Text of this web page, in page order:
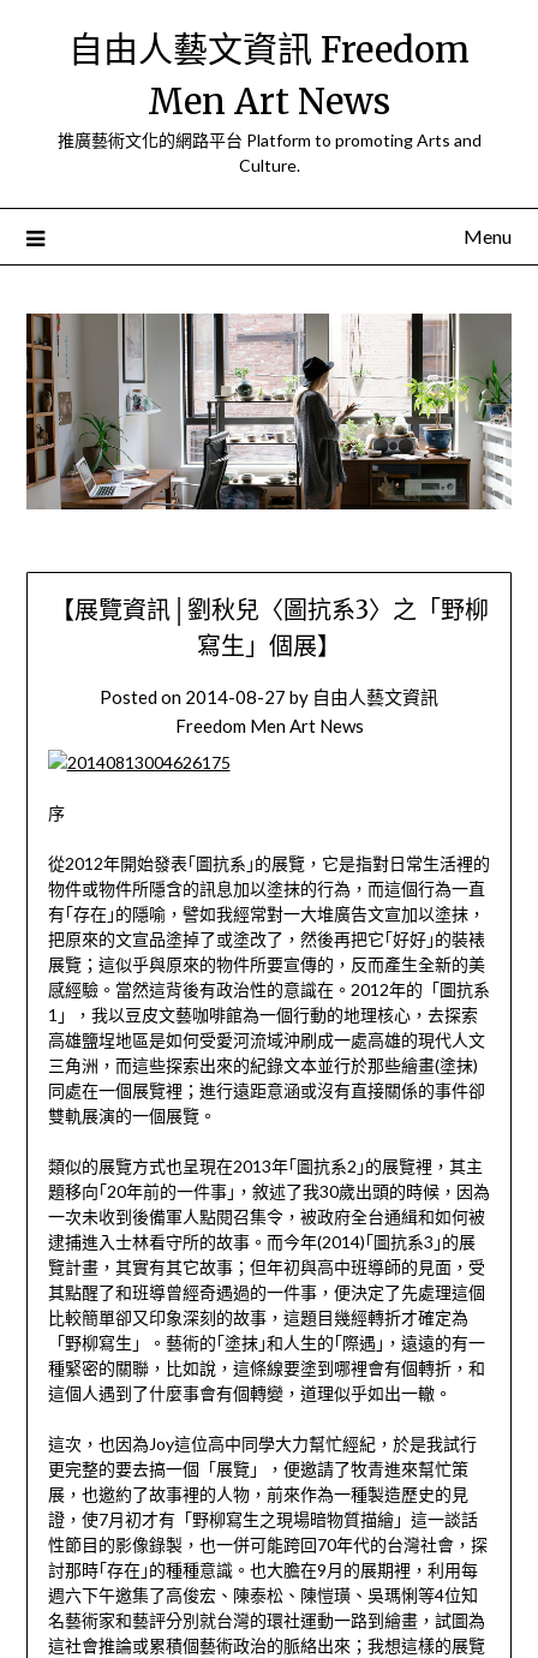
自由人藝文資訊 Freedom
Men Art News
推廣藝術文化的網路平台 Platform to promoting Arts and
Culture.
Menu
【展覽資訊│劉秋兒〈圖抗系3〉之「野柳
寫生」個展】
Posted on 2014-08-27 by 自由人藝文資訊
Freedom Men Art News
序
從2012年開始發表｢圖抗系｣的展覽，它是指對日常生活裡的
物件或物件所隱含的訊息加以塗抹的行為，而這個行為一直
有｢存在｣的隱喻，譬如我經常對一大堆廣告文宣加以塗抹，
把原來的文宣品塗掉了或塗改了，然後再把它｢好好｣的裝裱
展覽；這似乎與原來的物件所要宣傳的，反而產生全新的美
感經驗。當然這背後有政治性的意識在。2012年的「圖抗系
1」，我以豆皮文藝咖啡館為一個行動的地理核心，去探索
高雄鹽埕地區是如何受愛河流域沖刷成一處高雄的現代人文
三角洲，而這些探索出來的紀錄文本並行於那些繪畫(塗抹)
同處在一個展覽裡；進行遠距意涵或沒有直接關係的事件卻
雙軌展演的一個展覽。
類似的展覽方式也呈現在2013年｢圖抗系2｣的展覽裡，其主
題移向｢20年前的一件事｣，敘述了我30歲出頭的時候，因為
一次未收到後備軍人點閱召集令，被政府全台通緝和如何被
逮捕進入士林看守所的故事。而今年(2014)｢圖抗系3｣的展
覽計畫，其實有其它故事；但年初與高中班導師的見面，受
其點醒了和班導曾經奇遇過的一件事，便決定了先處理這個
比較簡單卻又印象深刻的故事，這題目幾經轉折才確定為
「野柳寫生」。藝術的｢塗抹｣和人生的｢際遇｣，遠遠的有一
種緊密的關聯，比如說，這條線要塗到哪裡會有個轉折，和
這個人遇到了什麼事會有個轉變，道理似乎如出一轍。
這次，也因為Joy這位高中同學大力幫忙經紀，於是我試行
更完整的要去搞一個「展覽」，便邀請了牧青進來幫忙策
展，也邀約了故事裡的人物，前來作為一種製造歷史的見
證，使7月初才有「野柳寫生之現場暗物質描繪」這一談話
性節目的影像錄製，也一併可能跨回70年代的台灣社會，探
討那時｢存在｣的種種意識。也大膽在9月的展期裡，利用每
週六下午邀集了高俊宏、陳泰松、陳愷璜、吳瑪悧等4位知
名藝術家和藝評分別就台灣的環社運動一路到繪畫，試圖為
這社會推論或累積個藝術政治的脈絡出來；我想這樣的展覽